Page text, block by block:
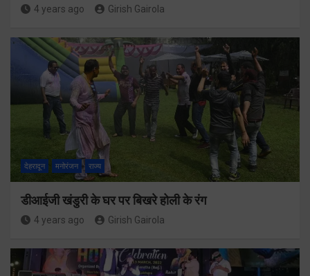
4 years ago Girish Gairola
देहरादून मनोरंजन राज्य
डीआईजी खंडुरी के घर पर बिखरे होली के रंग
4 years ago Girish Gairola